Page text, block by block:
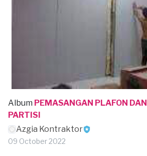
Album PEMASANGAN PLAFON DAN
PARTISI
Azgia Kontraktor
09 October 2022